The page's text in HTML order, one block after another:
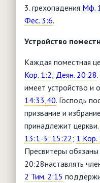
грехопадения Мф.
Фес. 3:6.
Устройство
Каждая поместная
Кор. 1:2; Деян. 20:28
имеет устройство и
14:33,40. Господь
призвание и
принадлежит церкви.
13:1-3; 15:22; 1
Пресвитеры
20:28наставлять
2 Тим. 2:15